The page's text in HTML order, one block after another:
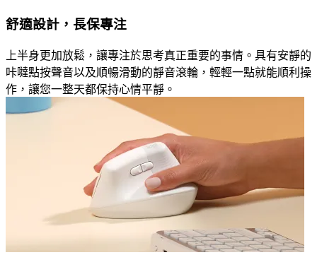
舒適設計，長保專注
上半身更加放鬆，讓專注於思考真正重要的事情。具有安靜的
咔噠點按聲音以及順暢滑動的靜音滾輪，輕輕一點就能順利操
作，讓您一整天都保持心情平靜。